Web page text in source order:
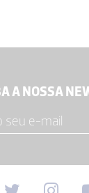
A NOSSA